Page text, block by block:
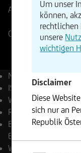
Aktueller Stand
Cboe
07.08.2026 -
Name
Akzo Nobel
ISIN
NL0013267909
WKN
A2PB32
Reuters AKZO.AS
Bloomberg AKZA NA
Equity
Währung
Um unser
können,
rechtlichen
unsere
wichtigen
Disclaimer
Diese
sich nur an
Republik